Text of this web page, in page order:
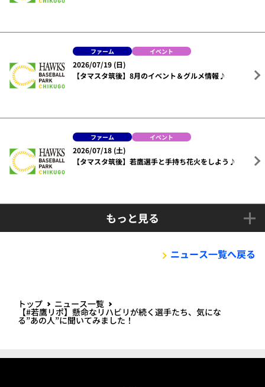
ファーム イベント
2026/07/19 (日)
【タマスタ筑後】8月のイベント＆グルメ情報♪
ファーム イベント
2026/07/18 (土)
【タマスタ筑後】若鷹選手と手持ち花火をしよう♪
もっと見る
ニュース一覧へ戻る
トップ ニュース一覧
【#若鷹リポ】懸命なリハビリが続く選手たち、気にな
る”あの人”に聞いてみました！